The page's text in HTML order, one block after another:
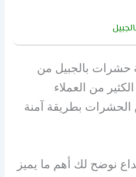
حشرات بالجبيل من
من العملاء
الحشرات بطريقة آمنة
نوضح لك أهم ما يميز